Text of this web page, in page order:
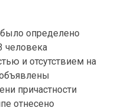
определено
человека
и отсутствием на
причастности
отнесено